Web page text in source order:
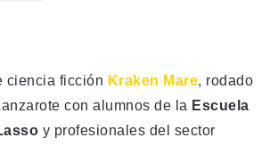
ciencia ficción Kraken Mare, rodado
con alumnos de la Escuela
y profesionales del sector